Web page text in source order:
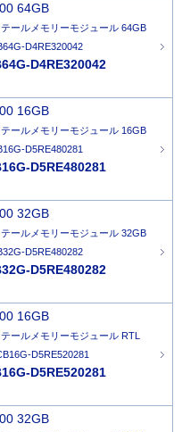
64GB
ールメモリーモジュール 64GB
D4RE320042
D4RE320042
16GB
ールメモリーモジュール 16GB
D5RE480281
D5RE480281
32GB
ールメモリーモジュール 32GB
D5RE480282
D5RE480282
16GB
ールメモリーモジュール RTL
D5RE520281
D5RE520281
32GB